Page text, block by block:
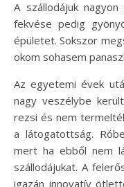
A szállodájuk
fekvése pedig
épületet. Sokszor
okom sohasem
Az egyetemi évek
nagy veszélybe
rezsi és nem
a látogatottság.
mert ha ebből nem
szállodájukat. A
igazán innovatív